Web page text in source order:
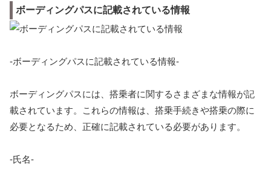
ボーディングパスに記載されている情報
-ボーディングパスに記載されている情報-
ボーディングパスには、搭乗者に関するさまざまな情報が記
載されています。これらの情報は、搭乗手続きや搭乗の際に
必要となるため、正確に記載されている必要があります。
-氏名-